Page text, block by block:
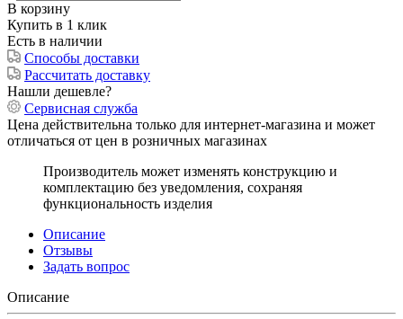
В корзину
Купить в 1 клик
Есть в наличии
Способы доставки
Рассчитать доставку
Нашли дешевле?
Сервисная служба
Цена действительна только для интернет-магазина и может
отличаться от цен в розничных магазинах
Производитель может изменять конструкцию и
комплектацию без уведомления, сохраняя
функциональность изделия
Описание
Отзывы
Задать вопрос
Описание